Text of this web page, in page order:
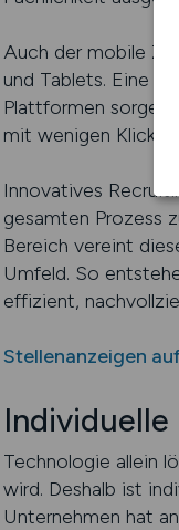
Auch der mobile
und Tablets. Eine
Plattformen sorgen
mit wenigen Klicks
Innovatives
gesamten Prozess
Bereich vereint
Umfeld. So
effizient,
Stellenanzeigen
Technologie allein
wird. Deshalb ist
Unternehmen hat